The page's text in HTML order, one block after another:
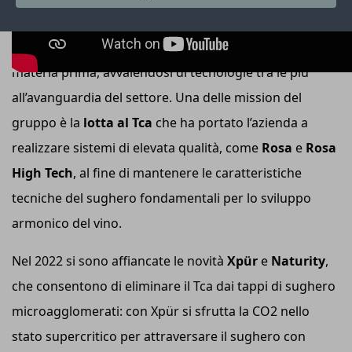
dispone di sofisticati impianti di lavorazione della
materia prima, avvalendosi di tecnologie tra le più
all’avanguardia del settore. Una delle mission del
gruppo è la lotta al Tca che ha portato l’azienda a
realizzare sistemi di elevata qualità, come Rosa e Rosa
High Tech, al fine di mantenere le caratteristiche
tecniche del sughero fondamentali per lo sviluppo
armonico del vino.
Nel 2022 si sono affiancate le novità Xpür e Naturity,
che consentono di eliminare il Tca dai tappi di sughero
microagglomerati: con Xpür si sfrutta la CO2 nello
stato supercritico per attraversare il sughero con